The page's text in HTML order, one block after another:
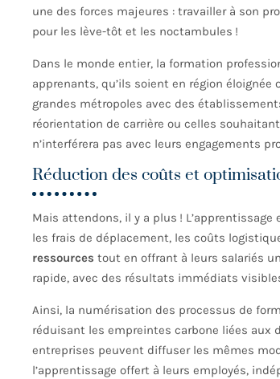
une des forces majeures : travailler à son
pour les lève-tôt et les noctambules !
Dans le monde entier, la formation
apprenants, qu’ils soient en région
grandes métropoles avec des
réorientation de carrière ou celles
n’interférera pas avec leurs engagements
Réduction des coûts et
Mais attendons, il y a plus !
les frais de déplacement, les coûts
ressources tout en offrant à leurs salariés
rapide, avec des résultats immédiats
Ainsi, la numérisation des processus de
réduisant les empreintes carbone liées aux
entreprises peuvent diffuser les mêmes
l’apprentissage offert à leurs employés,